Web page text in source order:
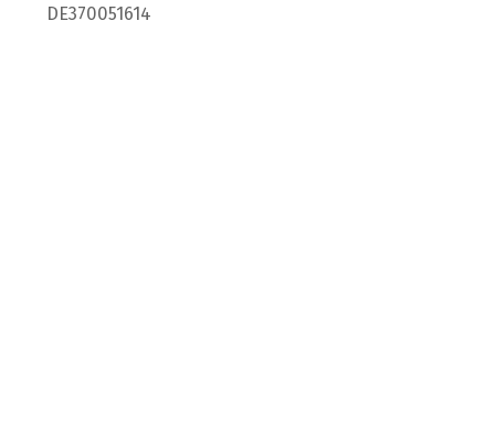
DE370051614